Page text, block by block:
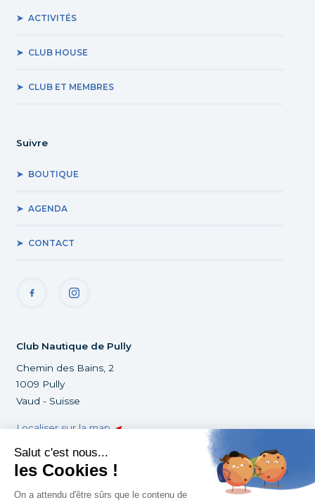
ACTIVITÉS
CLUB HOUSE
CLUB ET MEMBRES
Suivre
BOUTIQUE
AGENDA
CONTACT
Club Nautique de Pully
Chemin des Bains, 2
1009 Pully
Vaud - Suisse
Localiser sur la map
+41 21 729 88 03
infoclub@cnpully.ch